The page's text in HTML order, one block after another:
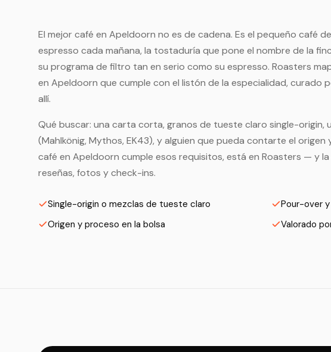
El mejor café en Apeldoorn no es de cadena. Es el pequeño café
espresso cada mañana, la tostaduría que pone el nombre de la
su programa de filtro tan en serio como su espresso. Roasters
en Apeldoorn que cumple con el listón de la especialidad, curado
allí.
Qué buscar: una carta corta, granos de tueste claro single-origin,
(Mahlkönig, Mythos, EK43), y alguien que pueda contarte el origen
café en Apeldoorn cumple esos requisitos, está en Roasters — y
reseñas, fotos y check-ins.
Single-origin o mezclas de tueste claro
Pour-over
Origen y proceso en la bolsa
Valorado